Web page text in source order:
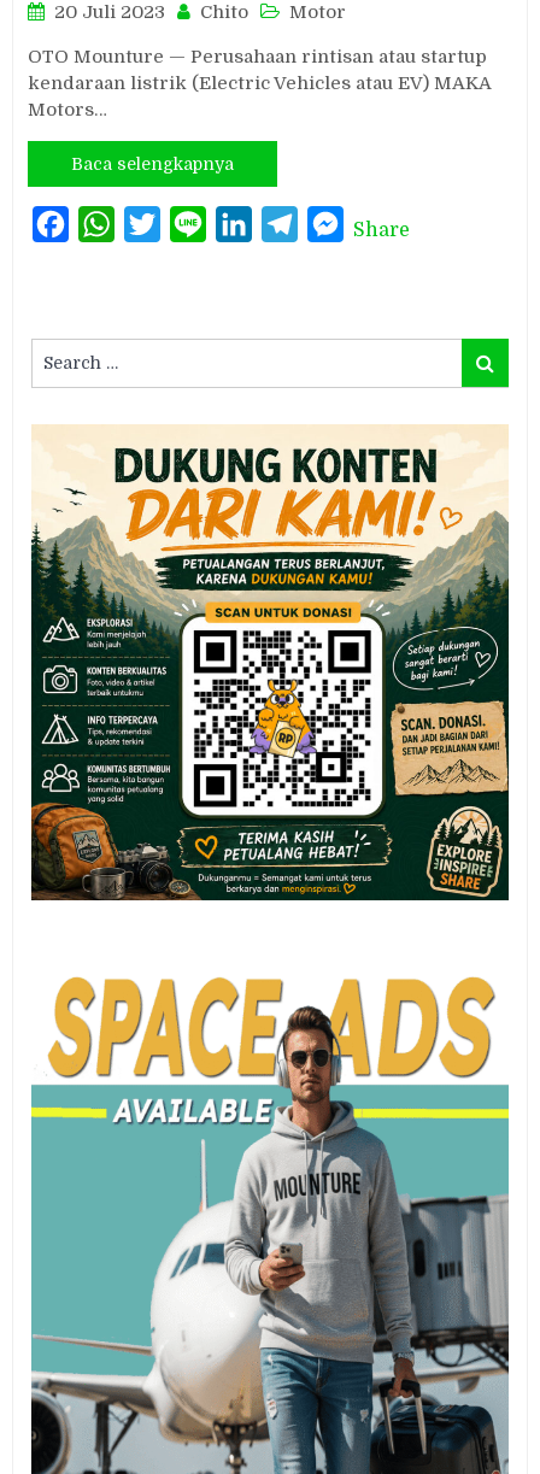
20 Juli 2023 Chito Motor
OTO Mounture — Perusahaan rintisan atau startup
kendaraan listrik (Electric Vehicles atau EV) MAKA
Motors…
Baca selengkapnya
FacebookWhatsAppTwitterLine LinkedInTelegramMessenger
Share
for:
Search